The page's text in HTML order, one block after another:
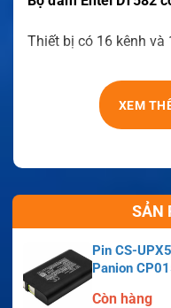
Thiết bị có 16 kênh và
XEM
SẢN
Pin CS-
Panion
Còn hàng